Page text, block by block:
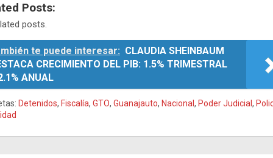
Posts:
posts.
te puede interesar: CLAUDIA SHEINBAUM
CRECIMIENTO DEL PIB: 1.5% TRIMESTRAL
ANUAL
Detenidos, Fiscalía, GTO, Guanajauto, Nacional , Poder Judicial ,